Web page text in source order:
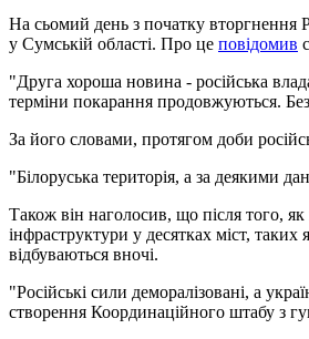
На сьомий день з початку вторгнення
у Сумській області. Про це повідомив
"Друга хороша новина - російська
терміни покарання продовжуються.
За його словами, протягом доби
"Білоруська територія, а за деякими
Також він наголосив, що після того,
інфраструктури у десятках міст,
відбуваються вночі.
"Російські сили деморалізовані, а
створення Координаційного штабу з